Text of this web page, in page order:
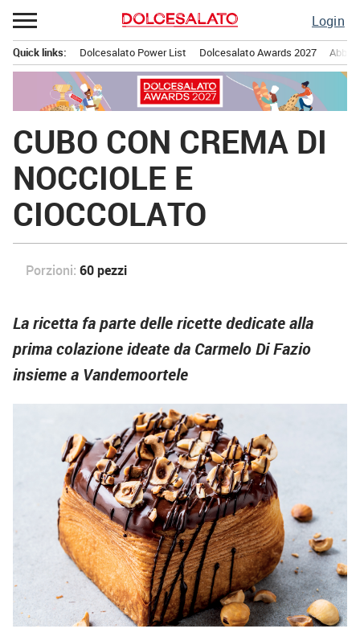
Passa
al
contenuto
Login
principale
Quick links: Dolcesalato Power List Dolcesalato Awards 2027
CUBO CON CREMA DI
NOCCIOLE E
CIOCCOLATO
Porzioni: 60 pezzi
La ricetta fa parte delle ricette dedicate alla
prima colazione ideate da Carmelo Di Fazio
insieme a Vandemoortele